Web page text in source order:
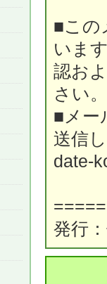
■この
いま
認お
さい。
■メー
送信
date-
発行